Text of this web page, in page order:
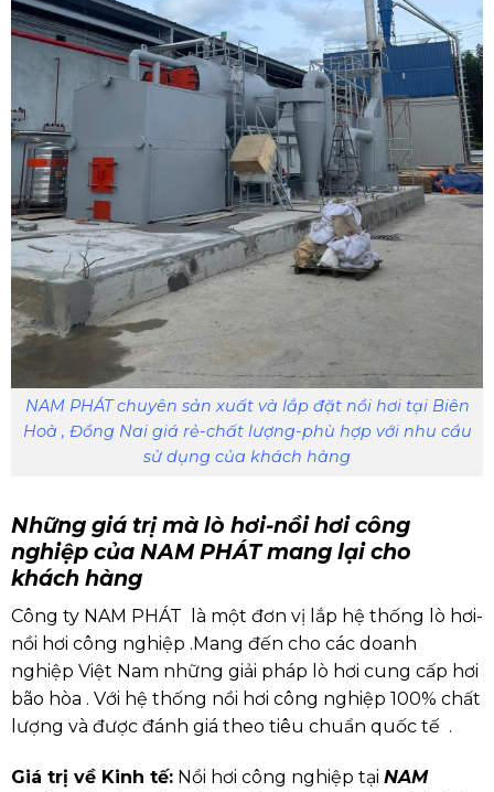
NAM PHÁT chuyên sản xuất và lắp đặt nồi hơi tại Biên
Hoà , Đồng Nai giá rẻ-chất lượng-phù hợp với nhu cầu
sử dụng của khách hàng
Những giá trị mà lò hơi-nồi hơi công
nghiệp của NAM PHÁT mang lại cho
khách hàng
Công ty NAM PHÁT là một đơn vị lắp hệ thống lò hơi-
nồi hơi công nghiệp .Mang đến cho các doanh
nghiệp Việt Nam những giải pháp lò hơi cung cấp hơi
bão hòa . Với hệ thống nồi hơi công nghiệp 100% chất
lượng và được đánh giá theo tiêu chuẩn quốc tế .
Giá trị về Kinh tế:Nồi hơi công nghiệp tại NAM